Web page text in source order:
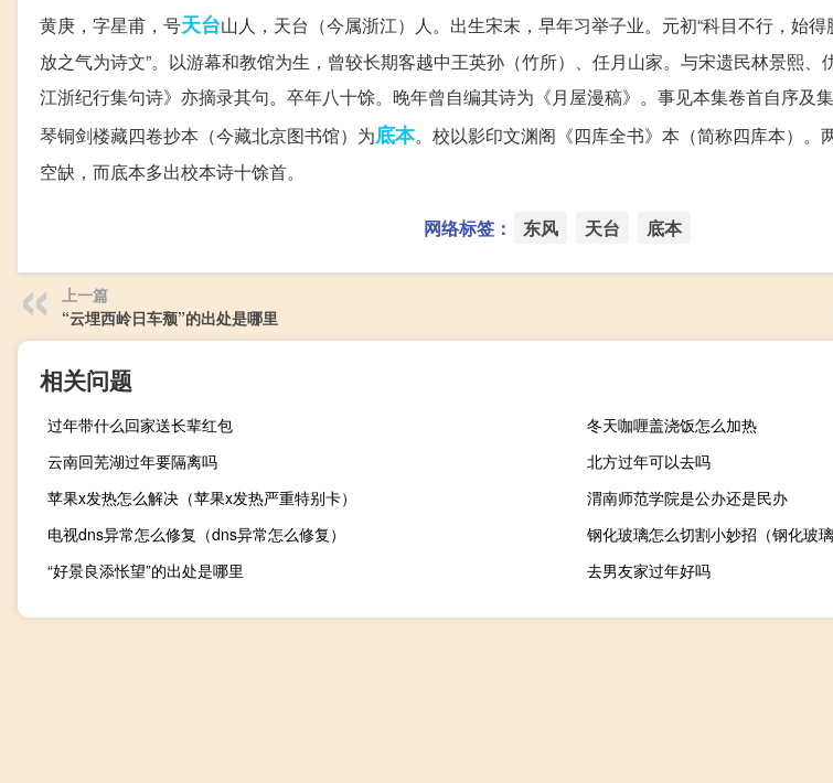
黄庚，字星甫，号天台山人，天台（今属浙江）人。出生宋末，早年习举子业。元初“科目不行，始
放之气为诗文”。以游幕和教馆为生，曾较长期客越中王英孙（竹所）、任月山家。与宋遗民林景熙、
江浙纪行集句诗》亦摘录其句。卒年八十馀。晚年曾自编其诗为《月屋漫稿》。事见本集卷首自序及
琴铜剑楼藏四卷抄本（今藏北京图书馆）为底本。校以影印文渊阁《四库全书》本（简称四库本）。
空缺，而底本多出校本诗十馀首。
网络标签： 东风 天台 底本
上一篇
“云埋西岭日车颓”的出处是哪里
相关问题
过年带什么回家送长辈红包
冬天咖喱盖浇饭怎么加热
云南回芜湖过年要隔离吗
北方过年可以去吗
苹果x发热怎么解决（苹果x发热严重特别卡）
渭南师范学院是公办还是民办
电视dns异常怎么修复（dns异常怎么修复）
钢化玻璃怎么切割小妙招（钢化玻璃
“好景良添怅望”的出处是哪里
去男友家过年好吗